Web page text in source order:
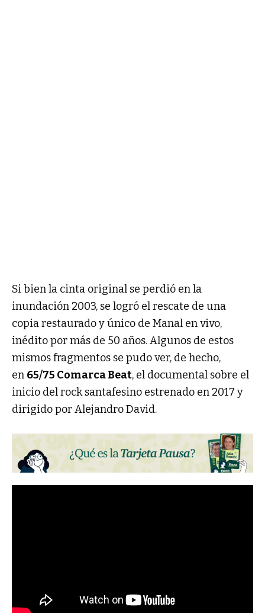
Si bien la cinta original se perdió en la
inundación 2003, se logró el rescate de una
copia restaurado y único de Manal en vivo,
inédito por más de 50 años. Algunos de estos
mismos fragmentos se pudo ver, de hecho,
en 65/75 Comarca Beat, el documental sobre el
inicio del rock santafesino estrenado en 2017 y
dirigido por Alejandro David.